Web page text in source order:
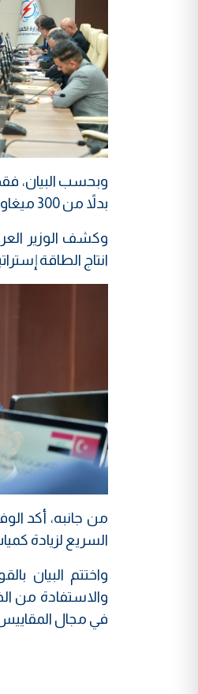
بدلاً من 300 ميغاواط حالياً، وتأهيل خط النقل (جزرة – كسك) لاستيعاب الزيادة في كميات الطاقة الموردة".
وكشف الوزير
انتاج الطاقة
من جانبه، أكد
السريع لزيادة كميات الطاقة عبر
واختتم البيان
والاستفادة من
في مجال